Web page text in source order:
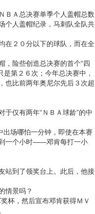
Ａ总决赛单季个人盖帽总数
个人盖帽纪录，马刺队全队共
２０分以下的球队，而在全
险些创造总决赛的首个“四
是第２６次；今年总决赛中，
也比前两年奥尼尔先后３次超
仅有两年“ＮＢＡ球龄”的中
场哪怕一分钟，即使在本赛
一个小时——邓肯每打一小
到了领奖台上。此后，他接
情景吗？
杯，然后宣布邓肯获得ＭＶ